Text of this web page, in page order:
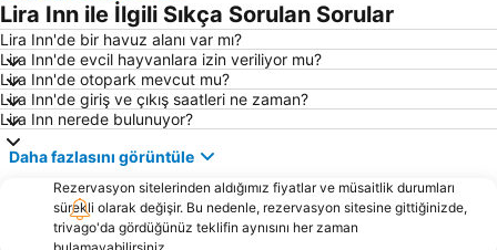
Lira Inn ile İlgili Sıkça Sorulan Sorular
Lira Inn'de bir havuz alanı var mı?
Lira Inn'de evcil hayvanlara izin veriliyor mu?
Lira Inn'de otopark mevcut mu?
Lira Inn'de giriş ve çıkış saatleri ne zaman?
Lira Inn nerede bulunuyor?
Daha fazlasını görüntüle
Rezervasyon sitelerinden aldığımız fiyatlar ve müsaitlik durumları
sürekli olarak değişir. Bu nedenle, rezervasyon sitesine gittiğinizde,
trivago'da gördüğünüz teklifin aynısını her zaman